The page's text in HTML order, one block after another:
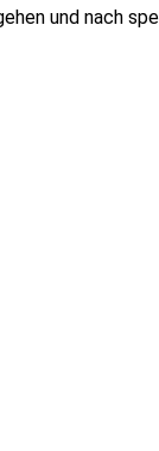
und nach